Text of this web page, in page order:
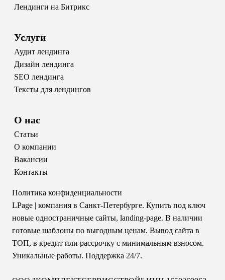
Лендинги на Битрикс
Услуги
Аудит лендинга
Дизайн лендинга
SEO лендинга
Тексты для лендингов
О нас
Статьи
О компании
Вакансии
Контакты
Политика конфиденциальности
LPage | компания в Санкт-Петербурге. Купить под ключ
новые одностраничные сайты, landing-page. В наличии
готовые шаблоны по выгодным ценам. Вывод сайта в
ТОП, в кредит или рассрочку с минимальным взносом.
Уникальные работы. Поддержка 24/7.